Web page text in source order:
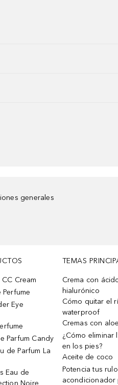
generales
Cream
Perfume
Eye
Parfum Candy
de Parfum La
Eau de
Noire
TEMAS
Crema con
hialurónico
Cómo quitar el
waterproof
Cremas con
¿Cómo eliminar
en los pies?
Aceite de coco
Potencia tus
acondicionador